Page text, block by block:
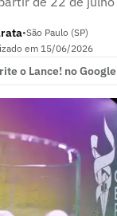
•São Paulo (SP)
em 15/06/2026
o Lance! no Google